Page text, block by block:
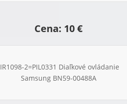
Cena: 10 €
IR1098-2=PIL0331 Diaľkové ovládanie
Samsung BN59-00488A